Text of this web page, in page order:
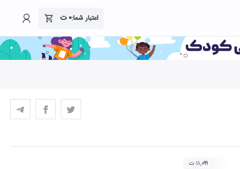
اعتبار شما:۰ت
۱۱,۰۹۹ ت